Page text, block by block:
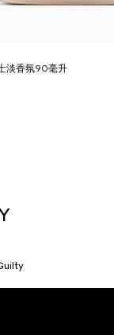
淡香氛90毫升